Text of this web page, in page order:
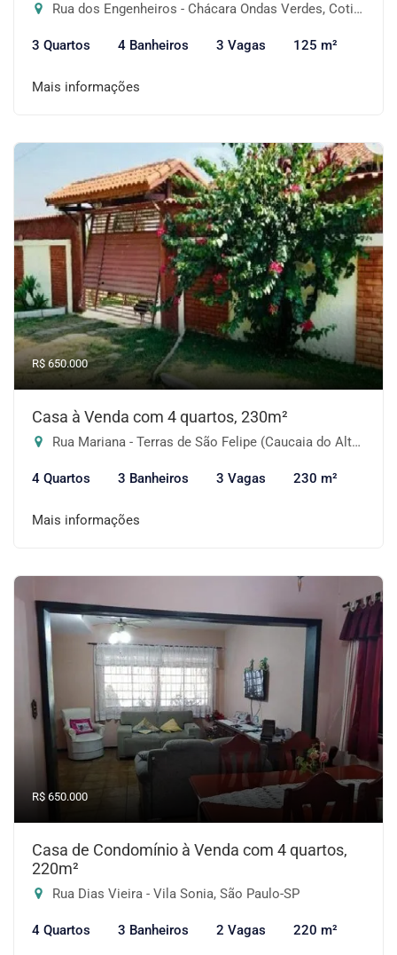
Rua dos Engenheiros - Chácara Ondas Verdes, Cotia-SP
3 Quartos 4 Banheiros 3 Vagas 125 m²
Mais informações
R$ 650.000
Casa à Venda com 4 quartos, 230m²
Rua Mariana - Terras de São Felipe (Caucaia do Alto), Cotia-SP
4 Quartos 3 Banheiros 3 Vagas 230 m²
Mais informações
R$ 650.000
Casa de Condomínio à Venda com 4 quartos,
220m²
Rua Dias Vieira - Vila Sonia, São Paulo-SP
4 Quartos 3 Banheiros 2 Vagas 220 m²